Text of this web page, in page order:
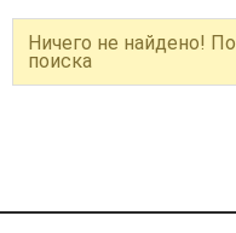
Ничего не найдено!
поиска